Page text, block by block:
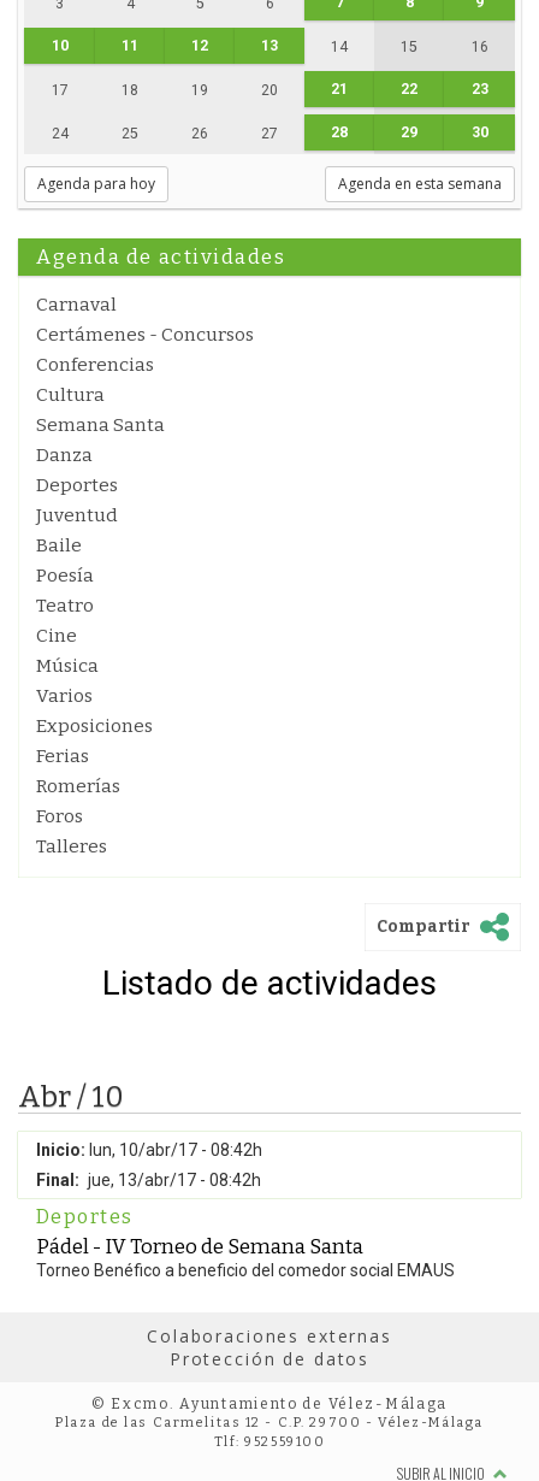
3 4 5 6
10 11 12 13 14 15 16
17 18 19 20 21 22 23
24 25 26 27 28 29 30
Agenda para hoy Agenda en esta semana
Agenda de actividades
Carnaval
Certámenes - Concursos
Conferencias
Cultura
Semana Santa
Danza
Deportes
Juventud
Baile
Poesía
Teatro
Cine
Música
Varios
Exposiciones
Ferias
Romerías
Foros
Talleres
Compartir
Listado de actividades
Abr / 10
Inicio: lun, 10/abr/17 - 08:42h
Final: jue, 13/abr/17 - 08:42h
Deportes
Pádel - IV Torneo de Semana Santa
Torneo Benéfico a beneficio del comedor social EMAUS
Colaboraciones externas
Protección de datos
© Excmo. Ayuntamiento de Vélez-Málaga
Plaza de las Carmelitas 12 - C.P. 29700 - Vélez-Málaga
Tlf: 952559100
SUBIR AL INICIO